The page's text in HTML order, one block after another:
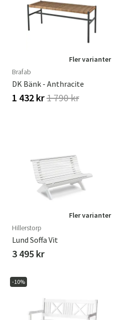
Fler varianter
Brafab
DK Bänk - Anthracite
1 432 kr1 790 kr
Fler varianter
Hillerstorp
Lund Soffa Vit
3 495 kr
-10%